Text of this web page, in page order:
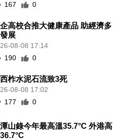
167
0
高校合推大健康產品 助經濟多
展
08-08 17:14
190
0
柞水泥石流致3死
08-08 17:02
177
0
山錄今年最高溫35.7°C 外港高